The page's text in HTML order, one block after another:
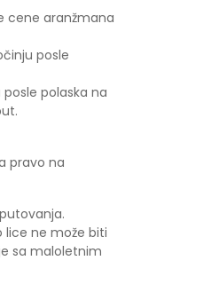
cene aranžmana
posle
polaska na
pravo na
lice ne može biti
sa maloletnim